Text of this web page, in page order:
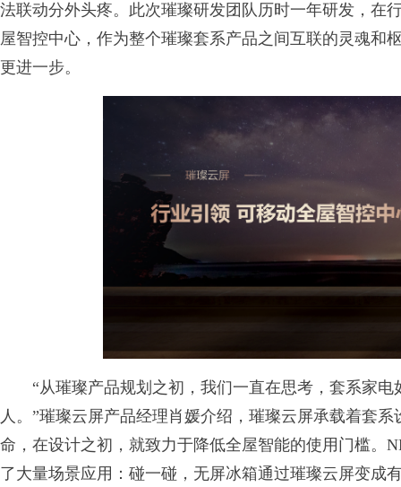
法联动分外头疼。此次璀璨研发团队历时一年研发，在
屋智控中心，作为整个璀璨套系产品之间互联的灵魂和
更进一步。
“从璀璨产品规划之初，我们一直在思考，套系家电
人。”璀璨云屏产品经理肖媛介绍，璀璨云屏承载着套
命，在设计之初，就致力于降低全屋智能的使用门槛。
了大量场景应用：碰一碰，无屏冰箱通过璀璨云屏变成